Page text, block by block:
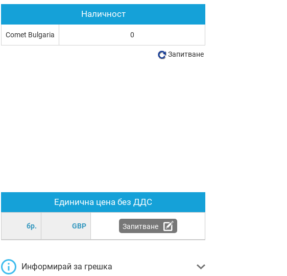
Единична цена без ДДС
бр. GBP Запитване
Информирай за грешка
Наличност
Comet Bulgaria 0
Запитване